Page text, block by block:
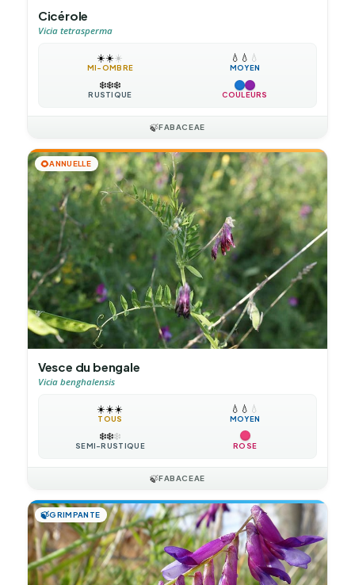
Cicérole
Vicia tetrasperma
☀️☀️☀️
MI-OMBRE
💧 💧 💧
MOYEN
❄️❄️❄️
RUSTIQUE COULEURS
🍃FABACEAE
🌻ANNUELLE
Vesce du bengale
Vicia benghalensis
☀️☀️☀️
TOUS
💧 💧 💧
MOYEN
❄️❄️❄️
SEMI-RUSTIQUE ROSE
🍃FABACEAE
🍃GRIMPANTE